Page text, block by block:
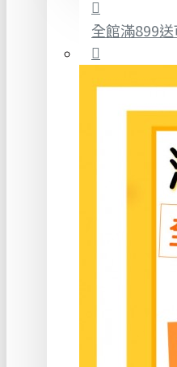
全館滿899